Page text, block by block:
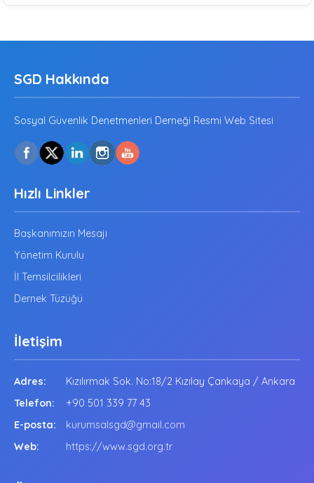
SGD Hakkında
Sosyal Güvenlik Denetmenleri Derneği Resmi Web Sitesi
Hızlı Linkler
Başkanımızın Mesajı
Yönetim Kurulu
İl Temsilcilikleri
Dernek Tüzüğü
İletişim
Adres:
Kızılırmak Sok. No:18/2 Kızılay Çankaya / Ankara
Telefon:
+90 501 339 77 43
E-posta:
kurumsalsgd@gmail.com
Web:
https://www.sgd.org.tr